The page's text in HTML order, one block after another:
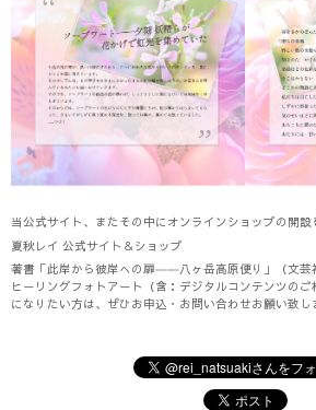
当公式サイト、またその中にオンラインショップの開
夏秋レイ 公式サイト＆ショップ
著書「此岸から彼岸への扉――八ヶ岳高原便り」（文芸
ヒーリングフォトアート（含：デジタルコンテンツの
になりたい方は、ぜひお申込・お問い合わせお願い致